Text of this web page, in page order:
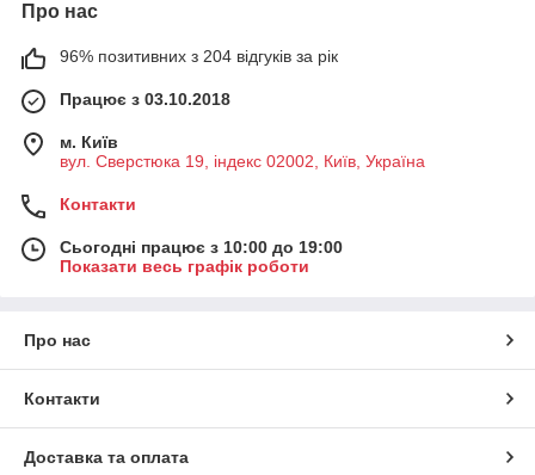
Про нас
96% позитивних з 204 відгуків за рік
Працює з 03.10.2018
м. Київ
вул. Сверстюка 19, індекс 02002, Київ, Україна
Контакти
Сьогодні працює з 10:00 до 19:00
Показати весь графік роботи
Про нас
Контакти
Доставка та оплата